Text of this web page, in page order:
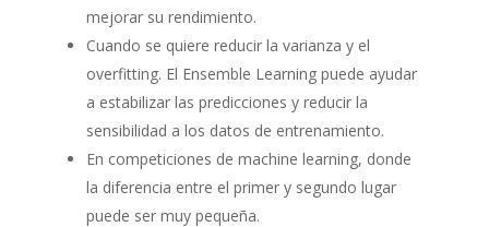
mejorar su rendimiento.
Cuando se quiere reducir la varianza y el
overfitting. El Ensemble Learning puede ayudar
a estabilizar las predicciones y reducir la
sensibilidad a los datos de entrenamiento.
En competiciones de machine learning, donde
la diferencia entre el primer y segundo lugar
puede ser muy pequeña.